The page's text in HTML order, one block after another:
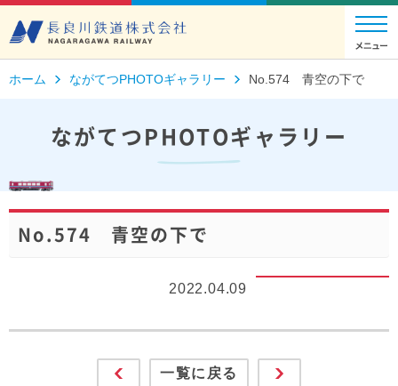
ホーム ながてつPHOTOギャラリー No.574 青空の下で
ながてつPHOTOギャラリー
No.574 青空の下で
2022.04.09
一覧に戻る